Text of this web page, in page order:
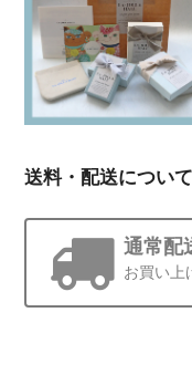
送料・配送について
通常配
お買い上